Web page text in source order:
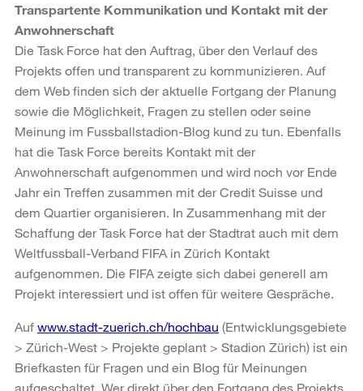
Transpartente Kommunikation und Kontakt mit der
Anwohnerschaft
Die Task Force hat den Auftrag, über den Verlauf des
Projekts offen und transparent zu kommunizieren. Auf
dem Web finden sich der aktuelle Fortgang der Planung
sowie die Möglichkeit, Fragen zu stellen oder seine
Meinung im Fussballstadion-Blog kund zu tun. Ebenfalls
hat die Task Force bereits Kontakt mit der
Anwohnerschaft aufgenommen und wird noch vor Ende
Jahr ein Treffen zusammen mit der Credit Suisse und
dem Quartier organisieren. In Zusammenhang mit der
Schaffung der Task Force hat der Stadtrat auch mit dem
Weltfussball-Verband FIFA in Zürich Kontakt
aufgenommen. Die FIFA zeigte sich dabei generell am
Projekt interessiert und ist offen für weitere Gespräche.
Auf www.stadt-zuerich.ch/hochbau (Entwicklungsgebiete
> Zürich-West > Projekte geplant > Stadion Zürich) ist ein
Briefkasten für Fragen und ein Blog für Meinungen
aufgeschaltet. Wer direkt über den Fortgang des Projekts